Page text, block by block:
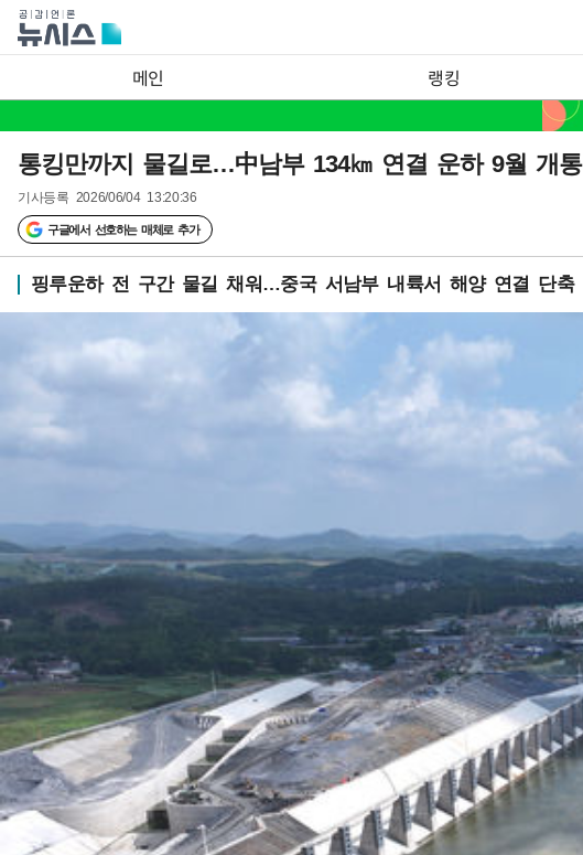
메인 랭킹
통킹만까지 물길로…中남부 134㎞ 연결 운하 9월 개통
기사등록 2026/06/04 13:20:36
구글에서 선호하는 매체로 추가
핑루운하 전 구간 물길 채워…중국 서남부 내륙서 해양 연결 단축